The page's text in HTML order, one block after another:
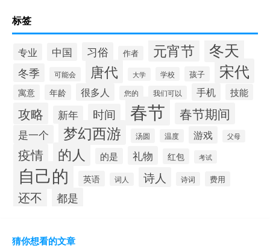
标签
专业 中国 习俗 作者 元宵节 冬天
冬季 可能会 唐代 大学 学校 孩子 宋代
寓意 年龄 很多人 您的 我们可以 手机 技能
攻略 新年 时间 春节 春节期间
是一个 梦幻西游 汤圆 温度 游戏 父母
疫情 的人 的是 礼物 红包 考试
自己的 英语 词人 诗人 诗词 费用
还不 都是
猜你想看的文章